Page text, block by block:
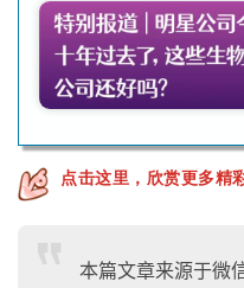
点击这里，欣赏更多精
本篇文章来源于微